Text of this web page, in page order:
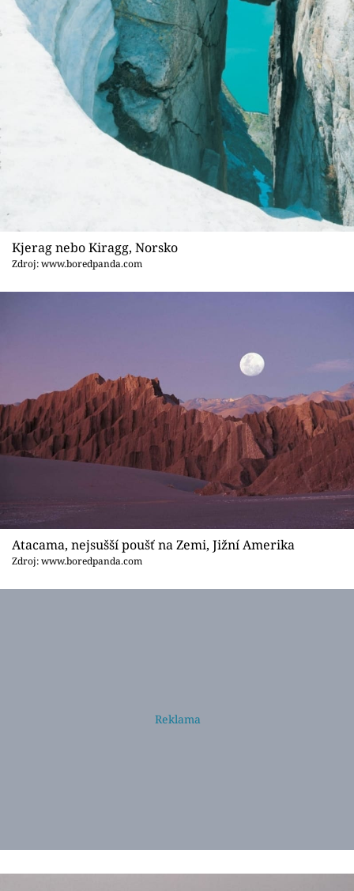
Kjerag nebo Kiragg, Norsko
Zdroj: www.boredpanda.com
Atacama, nejsušší poušť na Zemi, Jižní Amerika
Zdroj: www.boredpanda.com